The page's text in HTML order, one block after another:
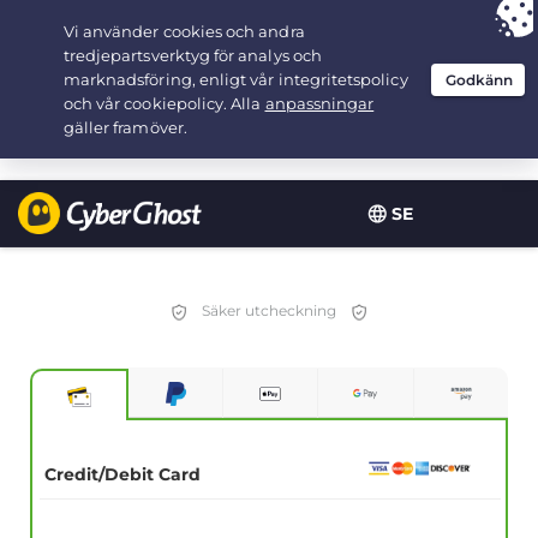
SE
Your choice:The Best Dealfor 3.3333333333333-years at $
/month
Säker utcheckning
Credit/Debit Card